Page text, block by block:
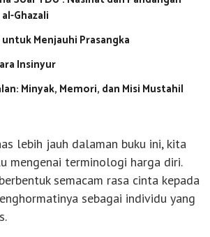
Ghazali
Menjauhi Prasangka
Insinyur
Minyak, Memori, dan Misi Mustahil
lebih jauh dalaman buku ini, kita
mengenai terminologi harga diri.
semacam rasa cinta kepada
sebagai individu yang